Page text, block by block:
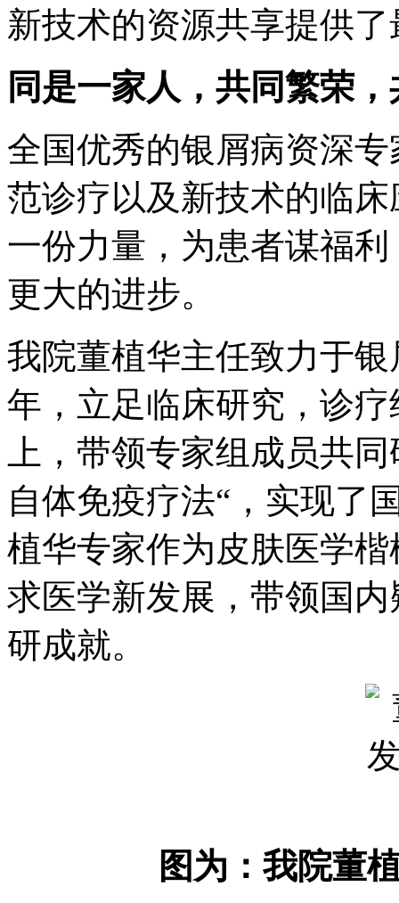
新技术的资源共享提供
同是一家人，共同繁荣
全国优秀的银屑病资深
范诊疗以及新技术的临
一份力量，为患者谋福
更大的进步。
我院董植华主任致力于
年，立足临床研究，诊
上，带领专家组成员共
自体免疫疗法“，实现了
植华专家作为皮肤医学
求医学新发展，带领国
研成就。
图为：我院董